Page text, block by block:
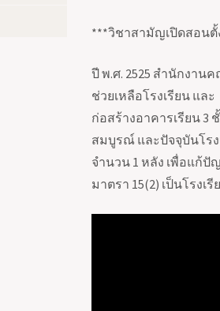
***วิชาสามัญเปิดสอนตั้
ปี พ.ศ. 2525 สำนักงานค
ช่วยเหลือโรงเรียน แล
ก่อสร้างอาคารเรียน3
สมบูรณ์ และปัจจุบันโร
จำนวน 1 หลัง เพื่อแก้ปั
มาตรา 15(2) เป็นโรงเ